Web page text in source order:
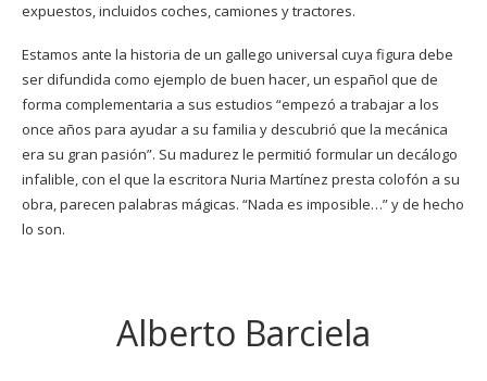
expuestos, incluidos coches, camiones y tractores.
Estamos ante la historia de un gallego universal cuya figura debe
ser difundida como ejemplo de buen hacer, un español que de
forma complementaria a sus estudios “empezó a trabajar a los
once años para ayudar a su familia y descubrió que la mecánica
era su gran pasión”. Su madurez le permitió formular un decálogo
infalible, con el que la escritora Nuria Martínez presta colofón a su
obra, parecen palabras mágicas. “Nada es imposible…” y de hecho
lo son.
Alberto Barciela